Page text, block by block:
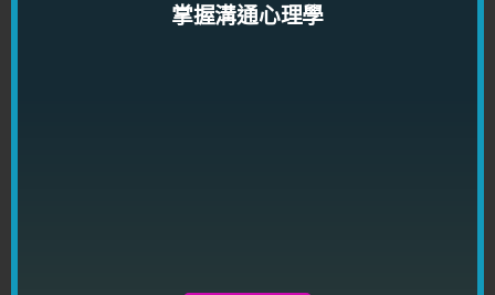
掌握溝通心理學